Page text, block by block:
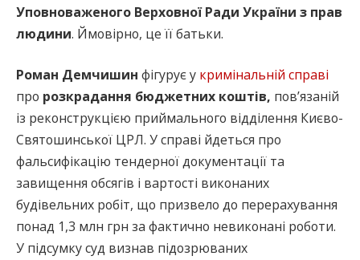
Уповноваженого Верховної Ради України з прав
людини. Ймовірно, це її батьки.
Роман Демчишин фігурує у кримінальній справі
про розкрадання бюджетних коштів, пов’язаній
із реконструкцією приймального відділення Києво-
Святошинської ЦРЛ. У справі йдеться про
фальсифікацію тендерної документації та
завищення обсягів і вартості виконаних
будівельних робіт, що призвело до перерахування
понад 1,3 млн грн за фактично невиконані роботи.
У підсумку суд визнав підозрюваних